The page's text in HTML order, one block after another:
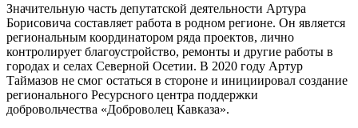
Значительную часть депутатской деятельности Артура
Борисовича составляет работа в родном регионе. Он является
региональным координатором ряда проектов, лично
контролирует благоустройство, ремонты и другие работы в
городах и селах Северной Осетии. В 2020 году Артур
Таймазов не смог остаться в стороне и инициировал создание
регионального Ресурсного центра поддержки
добровольчества «Доброволец Кавказа».